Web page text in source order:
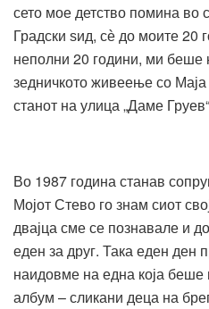
сето мое детство помина во
Градски ѕид, сѐ до моите 20
неполни 20 години, ми беше
зедничкото живеење со
станот на улица „Даме
Во 1987 година станав
Мојот Стево го знам сиот
двајца сме се познавале и
еден за друг. Така еден ден
наидовме на една која беше
албум – сликани деца на